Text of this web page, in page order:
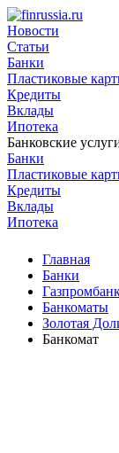
Новости
Статьи
Банки
Пластиковые
Кредиты
Вклады
Ипотека
Банковские
Банки
Пластиковые
Кредиты
Вклады
Ипотека
Главная
Банки
Банкоматы
Золотая
Банкомат